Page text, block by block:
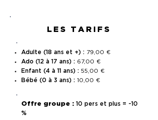
LES TARIFS
Adulte (18 ans et +) : 79,00 €
Ado (12 à 17 ans) : 67,00 €
Enfant (4 à 11 ans) : 55,00 €
Bébé (0 à 3 ans) : 10,00 €
Offre groupe : 10 pers et plus = -10
%